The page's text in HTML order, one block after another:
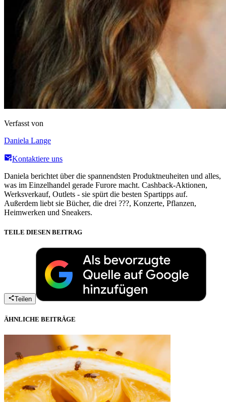
Verfasst von
Daniela Lange
Kontaktiere uns
Daniela berichtet über die spannendsten Produktneuheiten und alles,
was im Einzelhandel gerade Furore macht. Cashback-Aktionen,
Werksverkauf, Outlets - sie spürt die besten Spartipps auf.
Außerdem liebt sie Bücher, die drei ???, Konzerte, Pflanzen,
Heimwerken und Sneakers.
TEILE DIESEN BEITRAG
Teilen
ÄHNLICHE BEITRÄGE